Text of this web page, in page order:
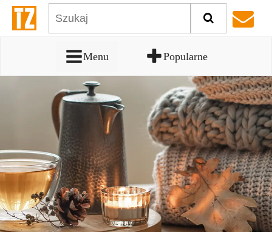
Menu Popularne